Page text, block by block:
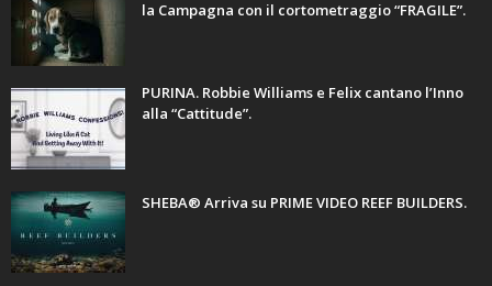
la Campagna con il cortometraggio “FRAGILE”.
PURINA. Robbie Williams e Felix cantano l’Inno
alla “Cattitude”.
SHEBA® Arriva su PRIME VIDEO REEF BUILDERS.